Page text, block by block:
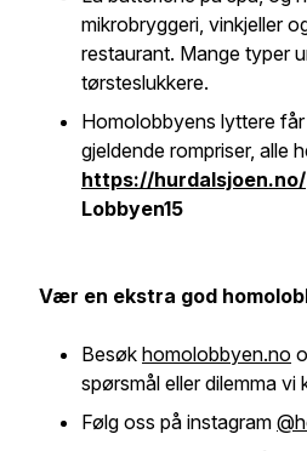
mikrobryggeri, vinkjeller
restaurant. Mange typer
tørsteslukkere.
Homolobbyens lyttere
gjeldende rompriser, alle
https://hurdalsjoen.no/
Lobbyen15
Vær en ekstra god
Besøk homolobbyen.no
spørsmål eller dilemma vi
Følg oss på instagram